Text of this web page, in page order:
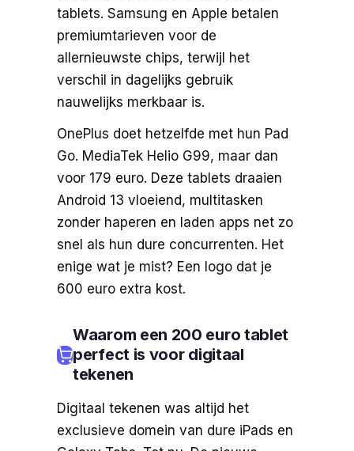
tablets. Samsung en Apple betalen
premiumtarieven voor de
allernieuwste chips, terwijl het
verschil in dagelijks gebruik
nauwelijks merkbaar is.
OnePlus doet hetzelfde met hun Pad
Go. MediaTek Helio G99, maar dan
voor 179 euro. Deze tablets draaien
Android 13 vloeiend, multitasken
zonder haperen en laden apps net zo
snel als hun dure concurrenten. Het
enige wat je mist? Een logo dat je
600 euro extra kost.
Waarom een 200 euro tablet
perfect is voor digitaal
tekenen
Digitaal tekenen was altijd het
exclusieve domein van dure iPads en